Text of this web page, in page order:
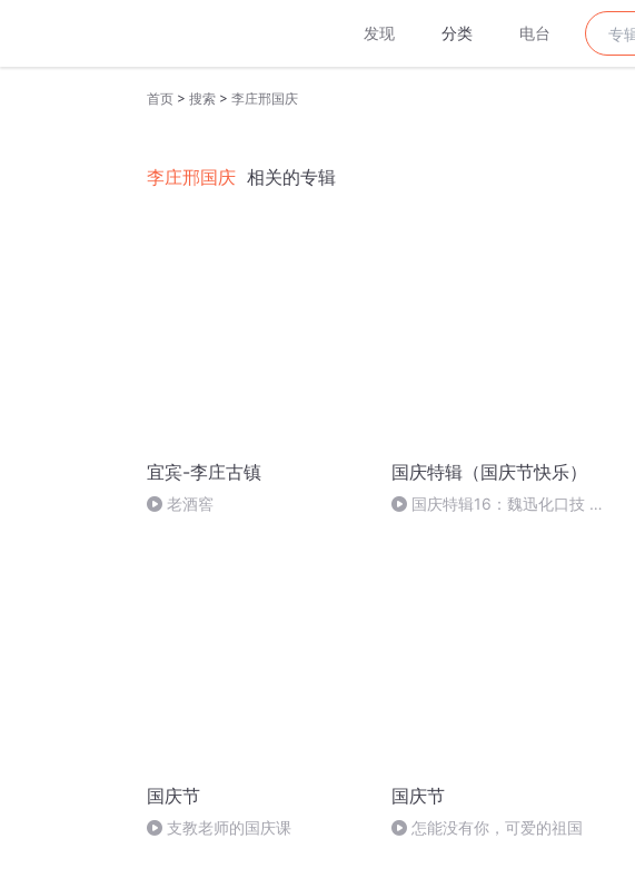
发现 分类 电台
首页 > 搜索 > 李庄邢国庆
李庄邢国庆 相关的专辑
宜宾-李庄古镇
老酒窖
国庆特辑（国庆节快乐）
国庆特辑16：魏迅化口技 二
国庆节
支教老师的国庆课
国庆节
怎能没有你，可爱的祖国